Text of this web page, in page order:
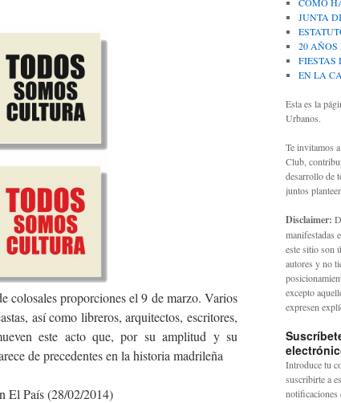
colosales proporciones el 9 de marzo. Varios
así como libreros, arquitectos, escritores,
este acto que, por su amplitud y su
de precedentes en la historia madrileña
El País (28/02/2014)
JUNTA
20 AÑOS
FIESTAS
EN LA
Esta es la
Urbanos.
Te invitamos
Club,
desarrollo de
juntos
Disclaimer:
manifestadas
este sitio son
autores y no
excepto
expresen
Introduce tu
suscribirte a
notificaciones